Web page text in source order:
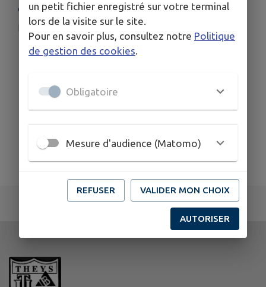
COORDONNÉES
Accadetheys@gmail.com
un petit fichier enregistré sur votre terminal
lors de la visite sur le site.
Pour en savoir plus, consultez notre Politique
de gestion des cookies.
Obligatoire
Mesure d'audience (Matomo)
REFUSER VALIDER MON CHOIX
AUTORISER